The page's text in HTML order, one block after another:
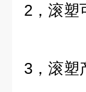
2，滚塑
3，滚塑